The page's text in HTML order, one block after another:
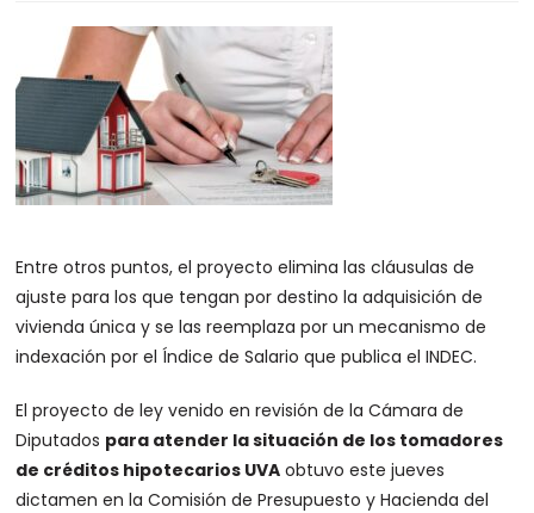
Entre otros puntos, el proyecto elimina las cláusulas de
ajuste para los que tengan por destino la adquisición de
vivienda única y se las reemplaza por un mecanismo de
indexación por el Índice de Salario que publica el INDEC.
El proyecto de ley venido en revisión de la Cámara de
Diputados para atender la situación de los tomadores
de créditos hipotecarios UVA obtuvo este jueves
dictamen en la Comisión de Presupuesto y Hacienda del